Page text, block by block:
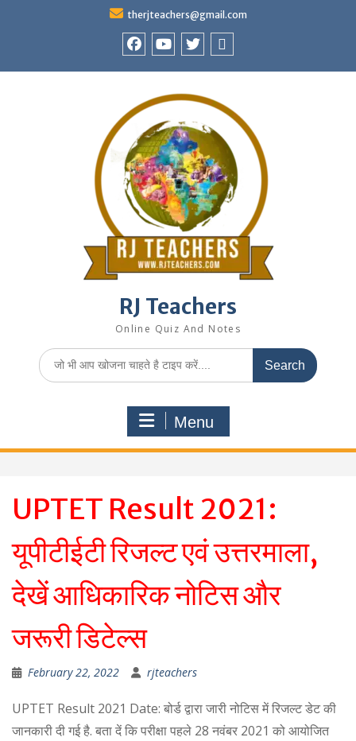
therjteachers@gmail.com
RJ Teachers
Online Quiz And Notes
Search
for:
Menu
UPTET Result 2021:
यूपीटीईटी रिजल्‍ट एवं उत्तरमाला,
देखें आधिकारिक नोटिस और
जरूरी डिटेल्‍स
February 22, 2022 rjteachers
UPTET Result 2021 Date: बोर्ड द्वारा जारी नोटिस में रिजल्‍ट डेट की
जानकारी दी गई है. बता दें कि परीक्षा पहले 28 नवंबर 2021 को आयोजित